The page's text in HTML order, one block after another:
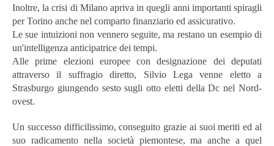
Inoltre, la crisi di Milano apriva in quegli anni importanti spiragli
per Torino anche nel comparto finanziario ed assicurativo.
Le sue intuizioni non vennero seguite, ma restano un esempio di
un'intelligenza anticipatrice dei tempi.
Alle prime elezioni europee con designazione dei deputati
attraverso il suffragio diretto, Silvio Lega venne eletto a
Strasburgo giungendo sesto sugli otto eletti della Dc nel Nord-
ovest.
Un successo difficilissimo, conseguito grazie ai suoi meriti ed al
suo radicamento nella società piemontese, ma anche a quel